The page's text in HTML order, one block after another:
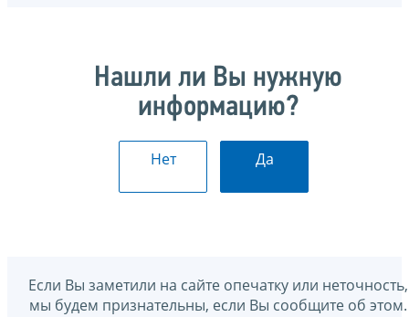
Нашли ли Вы нужную
информацию?
Нет Да
Если Вы заметили на сайте опечатку или неточность,
мы будем признательны, если Вы сообщите об этом.